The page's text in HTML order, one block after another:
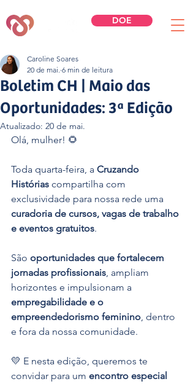
DOE
Boletim CH | Maio das
Oportunidades: 3ª Edição
Caroline Soares
20 de mai. 6 min de leitura
Atualizado: 20 de mai.
Olá, mulher! 🌻
Toda quarta-feira, a Cruzando
Histórias compartilha com
exclusividade para nossa rede uma
curadoria de cursos, vagas de trabalho
e eventos gratuitos.
São oportunidades que fortalecem
jornadas profissionais, ampliam
horizontes e impulsionam a
empregabilidade e o
empreendedorismo feminino, dentro
e fora da nossa comunidade.
💛 E nesta edição, queremos te
convidar para um encontro especial